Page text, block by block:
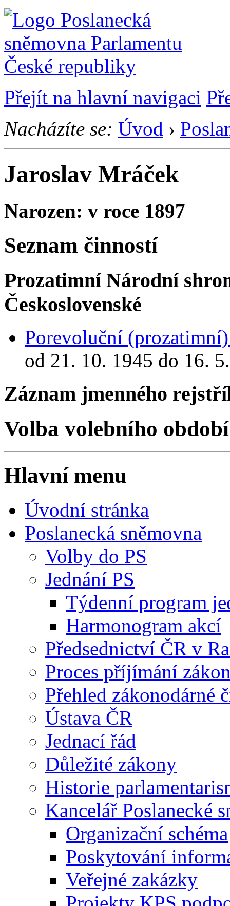
Přejít na hlavní navigaci
Nacházíte se: Úvod ›
Jaroslav Mráček
Narozen: v roce 1897
Seznam činností
Prozatimní Národní
Československé
Porevoluční
od 21. 10. 1945 do 16.
Záznam jmenného
Volba volebního období
Hlavní menu
Úvodní stránka
Poslanecká sněmovna
Volby do PS
Jednání PS
Týdenní program
Harmonogram akcí
Předsednictví ČR v
Proces příjímání
Přehled zákonodárné
Ústava ČR
Jednací řád
Důležité zákony
Historie
Kancelář Poslanecké
Organizační schéma
Poskytování
Veřejné zakázky